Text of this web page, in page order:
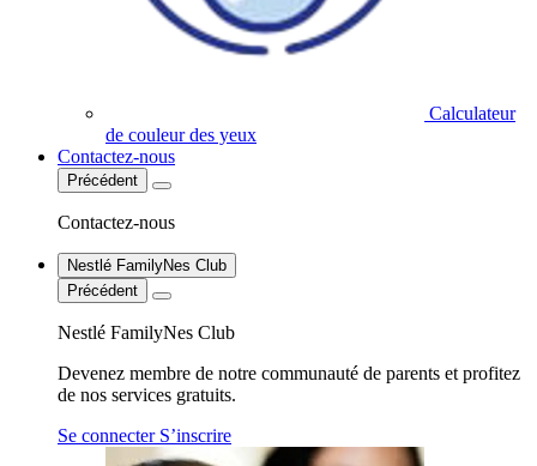
Calculateur
de couleur des yeux
Contactez-nous
Précédent
Contactez-nous
Nestlé FamilyNes Club
Précédent
Nestlé FamilyNes Club
Devenez membre de notre communauté de parents et profitez
de nos services gratuits.
Se connecter S’inscrire